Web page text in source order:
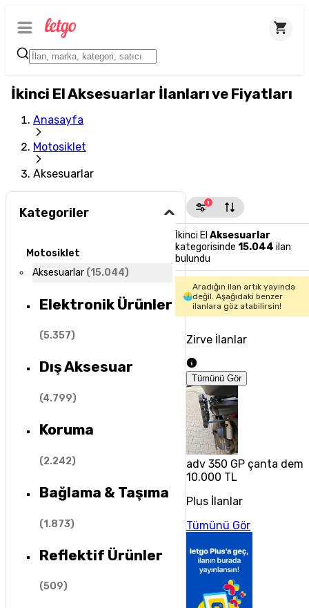
İkinci El Aksesuarlar İlanları ve Fiyatları
Anasayfa
Motosiklet
Aksesuarlar
Kategoriler
Motosiklet
Aksesuarlar (15.044)
Elektronik Ürünler
(5.357)
Dış Aksesuar
(4.799)
Koruma
(2.242)
Bağlama & Taşıma
(1.873)
Reflektif Ürünler
(509)
1
İkinci ElAksesuarlar
kategorisinde 15.044 ilan
bulundu
Aradığın ilan artık yayında
değil. Aşağıdaki benzer
ilanlara göz atabilirsin!
Zirve İlanlar
Tümünü Gör
adv 350 GP çanta
10.000 TL
Plus İlanlar
Tümünü Gör